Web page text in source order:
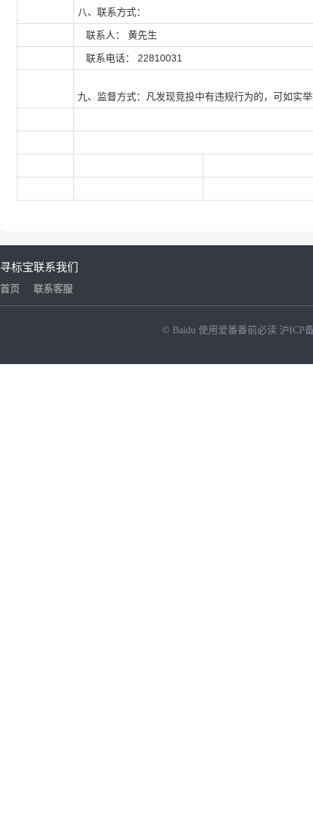
八、联系方式：
联系人： 黄先生
联系电话： 22810031
九、监督方式：凡发现竞投中有违规行为的，可如实
寻标宝
首页
联系我们
联系客服
© Baidu 使用爱番番前必读 沪ICP